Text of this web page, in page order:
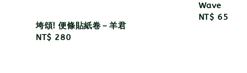
垮頌! 便條貼紙卷－羊君
Regular
NT$ 280
Wave
Regular
NT$ 65